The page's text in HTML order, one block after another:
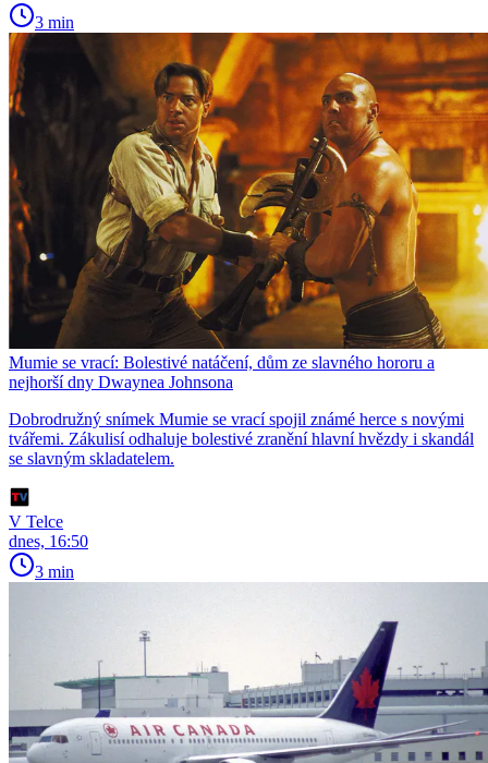
3 min
Mumie se vrací: Bolestivé natáčení, dům ze slavného hororu a
nejhorší dny Dwaynea Johnsona
Dobrodružný snímek Mumie se vrací spojil známé herce s novými
tvářemi. Zákulisí odhaluje bolestivé zranění hlavní hvězdy i skandál
se slavným skladatelem.
V Telce
dnes, 16:50
3 min